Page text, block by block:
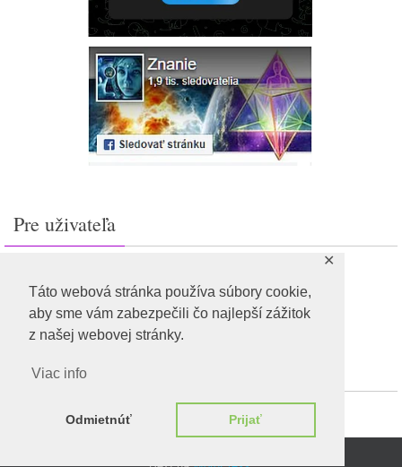
Táto webová stránka používa súbory cookie,
aby sme vám zabezpečili čo najlepší zážitok
z našej webovej stránky.
Viac info
Odmietnúť Prijať
✕
Pre uživateľa
Feed záznamov
RSS feed komentárov
WordPress.org